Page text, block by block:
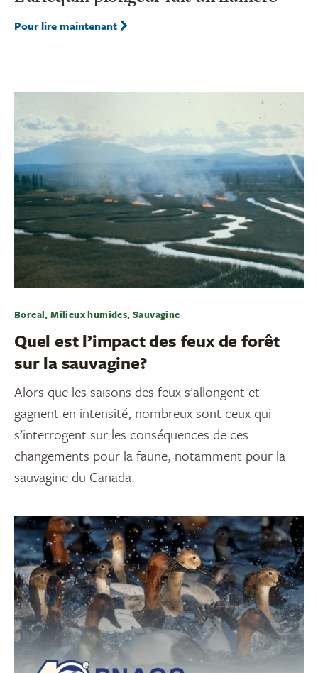
Pour lire maintenant
Boreal, Milieux humides, Sauvagine
Quel est l’impact des feux de forêt
sur la sauvagine?
Alors que les saisons des feux s’allongent et
gagnent en intensité, nombreux sont ceux qui
s’interrogent sur les conséquences de ces
changements pour la faune, notamment pour la
sauvagine du Canada.